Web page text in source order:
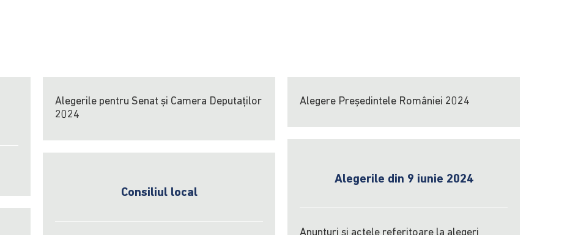
Alegerile pentru Senat și Camera Deputaților
2024
Alegere Președintele României 2024
Alegerile din 9 iunie 2024
Anunțuri și actele referitoare la alegeri
Consiliul local